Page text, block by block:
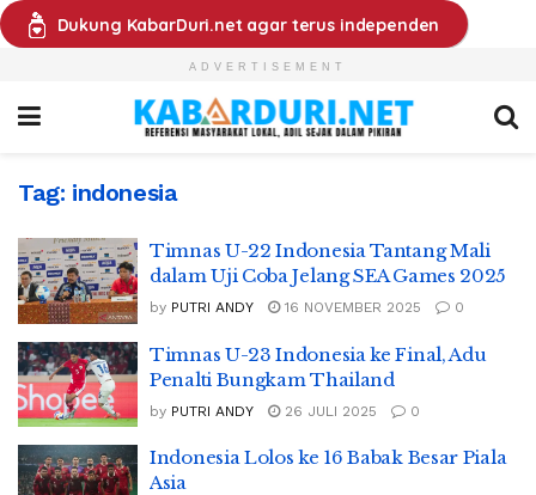
Dukung KabarDuri.net agar terus independen
ADVERTISEMENT
Tag: indonesia
Timnas U-22 Indonesia Tantang Mali
dalam Uji Coba Jelang SEA Games 2025
by PUTRI ANDY 16 NOVEMBER 2025 0
Timnas U-23 Indonesia ke Final, Adu
Penalti Bungkam Thailand
by PUTRI ANDY 26 JULI 2025 0
Indonesia Lolos ke 16 Babak Besar Piala
Asia